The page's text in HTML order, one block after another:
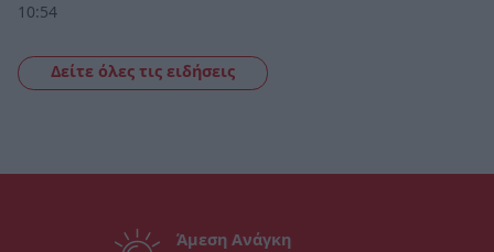
10:54
Δείτε όλες τις ειδήσεις
Άμεση Ανάγκη